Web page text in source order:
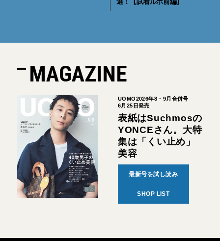
MAGAZINE
UOMO2026年8・9月合併号
6月25日発売
表紙はSuchmosの
YONCEさん。大特
集は「くい止め」
美容
最新号を試し読み
SHOP LIST